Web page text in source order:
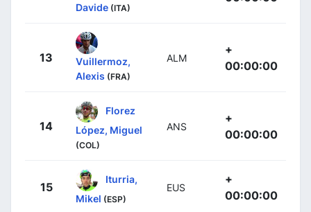
Davide (ITA)
13
Vuillermoz,
Alexis (FRA)
ALM
+
00:00:00
14
Florez
López, Miguel
(COL)
ANS
+
00:00:00
15
Iturria,
Mikel (ESP)
EUS
+
00:00:00